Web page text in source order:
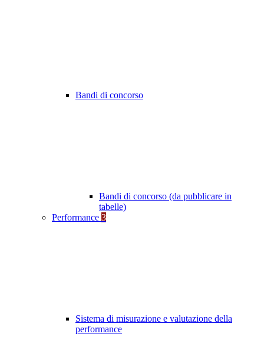
Bandi di concorso
Bandi di concorso (da pubblicare in
tabelle)
Performance 3
Sistema di misurazione e valutazione della
performance